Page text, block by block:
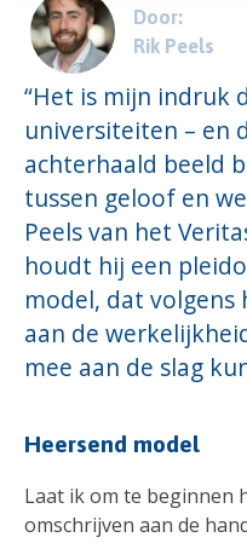
Door:
Rik Peels
“Het is mijn indruk
universiteiten – en
achterhaald beeld
tussen geloof en
Peels van het
houdt hij een
model, dat
aan de
mee aan de slag
Heersend model
Laat ik om te beginnen
omschrijven aan de